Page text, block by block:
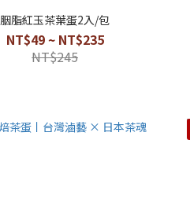
胭脂紅玉茶葉蛋2入/包
NT$49 ~ NT$235
NT$245